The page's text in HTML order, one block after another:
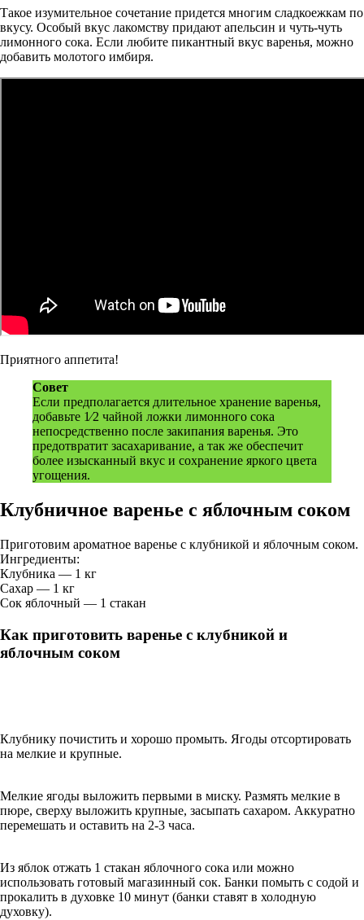
Такое изумительное сочетание придется многим сладкоежкам по
вкусу. Особый вкус лакомству придают апельсин и чуть-чуть
лимонного сока. Если любите пикантный вкус варенья, можно
добавить молотого имбиря.
Приятного аппетита!
Совет
Если предполагается длительное хранение варенья,
добавьте 1⁄2 чайной ложки лимонного сока
непосредственно после закипания варенья. Это
предотвратит засахаривание, а так же обеспечит
более изысканный вкус и сохранение яркого цвета
угощения.
Клубничное варенье с яблочным соком
Приготовим ароматное варенье с клубникой и яблочным соком.
Ингредиенты:
Клубника — 1 кг
Сахар — 1 кг
Сок яблочный — 1 стакан
Как приготовить варенье с клубникой и
яблочным соком
Клубнику почистить и хорошо промыть. Ягоды отсортировать
на мелкие и крупные.
Мелкие ягоды выложить первыми в миску. Размять мелкие в
пюре, сверху выложить крупные, засыпать сахаром. Аккуратно
перемешать и оставить на 2-3 часа.
Из яблок отжать 1 стакан яблочного сока или можно
использовать готовый магазинный сок. Банки помыть с содой и
прокалить в духовке 10 минут (банки ставят в холодную
духовку).